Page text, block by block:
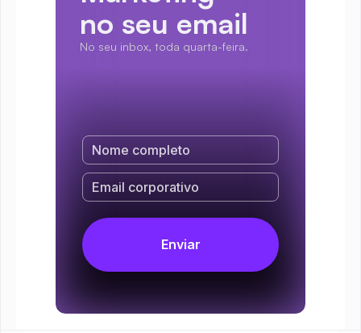
no seu email
No seu inbox, toda quarta-feira.